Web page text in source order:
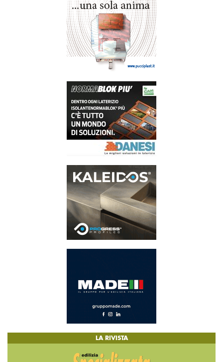
LA RIVISTA